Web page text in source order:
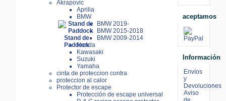
Akrapovic
Aprilia
BMW
BMW 2019-
BMW 2015-2018
BMW 2009-2014
Honda
Kawasaki
Suzuki
Yamaha
cinta de proteccion contra
proteccion al calor
Protector de escape
Protección de escape universal
Stand de
Paddock
aceptamos
Información
Envíos
y
Devoluciones
Aviso